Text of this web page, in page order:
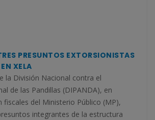
PRESUNTOS EXTORSIONISTAS
XELA
la División Nacional contra el
de las Pandillas (DIPANDA), en
fiscales del Ministerio Público (MP),
integrantes de la estructura